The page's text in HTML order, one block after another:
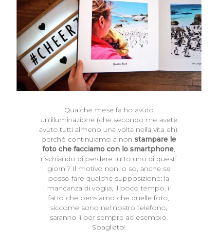
Qualche mese fa ho avuto
un'illuminazione (che secondo me avete
avuto tutti almeno una volta nella vita eh):
perché continuiamo a nonstampare le
foto che facciamo con lo smartphone,
rischiando di perdere tutto uno di questi
giorni? Il motivo non lo so, anche se
posso fare qualche supposizione: la
mancanza di voglia, il poco tempo, il
fatto che pensiamo che quelle foto,
siccome sono nel nostro telefono,
saranno lì per sempre ad esempio.
Sbagliato!